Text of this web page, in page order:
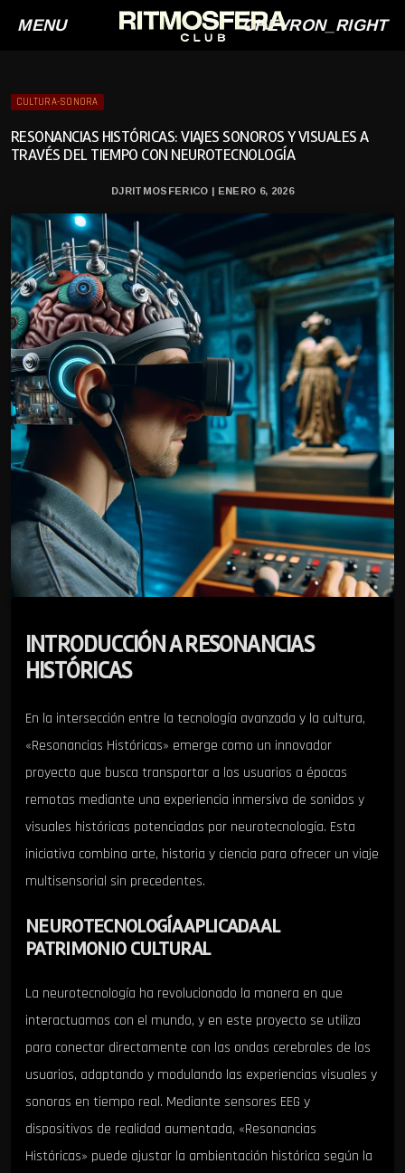
MENU CHEVRON_RIGHT
CULTURA-SONORA
RESONANCIAS HISTÓRICAS: VIAJES SONOROS Y VISUALES A
TRAVÉS DEL TIEMPO CON NEUROTECNOLOGÍA
DJRITMOSFERICO | ENERO 6, 2026
INTRODUCCIÓN A RESONANCIAS
HISTÓRICAS
En la intersección entre la tecnología avanzada y la cultura,
«Resonancias Históricas» emerge como un innovador
proyecto que busca transportar a los usuarios a épocas
remotas mediante una experiencia inmersiva de sonidos y
visuales históricas potenciadas por neurotecnología. Esta
iniciativa combina arte, historia y ciencia para ofrecer un viaje
multisensorial sin precedentes.
NEUROTECNOLOGÍA APLICADA AL
PATRIMONIO CULTURAL
La neurotecnología ha revolucionado la manera en que
interactuamos con el mundo, y en este proyecto se utiliza
para conectar directamente con las ondas cerebrales de los
usuarios, adaptando y modulando las experiencias visuales y
sonoras en tiempo real. Mediante sensores EEG y
dispositivos de realidad aumentada, «Resonancias
Históricas» puede ajustar la ambientación histórica según la